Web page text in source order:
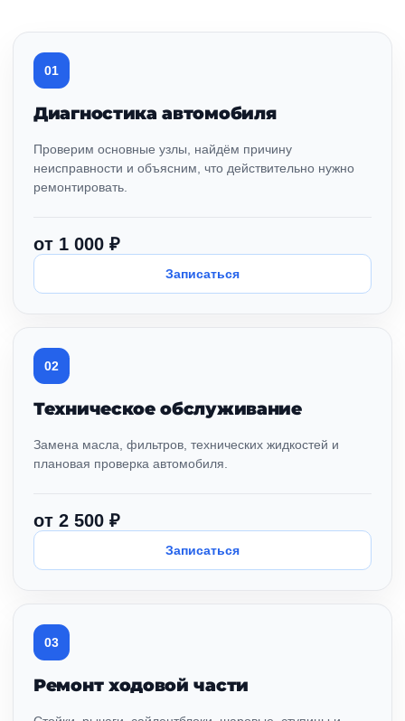
01
Диагностика автомобиля
Проверим основные узлы, найдём причину
неисправности и объясним, что действительно нужно
ремонтировать.
от 1 000 ₽
Записаться
02
Техническое обслуживание
Замена масла, фильтров, технических жидкостей и
плановая проверка автомобиля.
от 2 500 ₽
Записаться
03
Ремонт ходовой части